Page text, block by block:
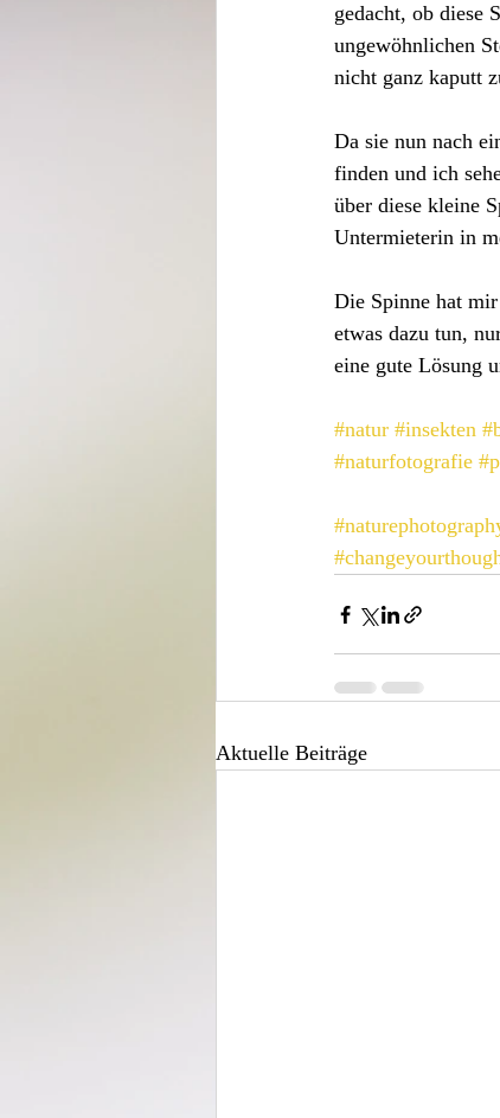
gedacht, ob diese
ungewöhnlichen
nicht ganz kaputt
Da sie nun nach
finden und ich
über diese kleine
Untermieterin in
Die Spinne hat
etwas dazu tun,
eine gute Lösung
#natur #insekten
#naturfotografie
Aktuelle Beiträge